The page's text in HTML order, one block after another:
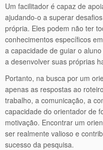
Um facilitador é capaz de
ajudando-o a superar
própria. Eles podem não ter
conhecimentos específicos
a capacidade de guiar o
a desenvolver suas próprias
Portanto, na busca por um
apenas as respostas ao
trabalho, a comunicação, a
capacidade do orientador de
motivação. Encontrar um
ser realmente valioso e
sucesso da pesquisa.